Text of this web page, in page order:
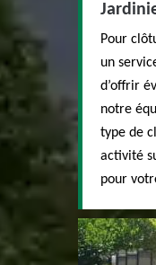
Pour
un
d’offrir
notre
type de
activité
pour